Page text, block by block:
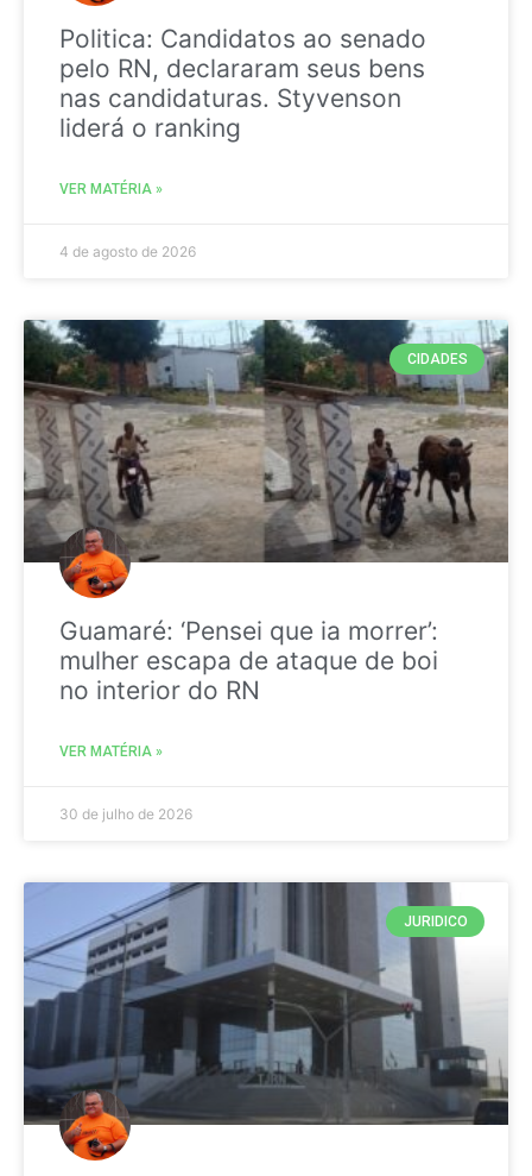
Politica: Candidatos ao senado
pelo RN, declararam seus bens
nas candidaturas. Styvenson
liderá o ranking
VER MATÉRIA »
4 de agosto de 2026
CIDADES
Guamaré: ‘Pensei que ia morrer’:
mulher escapa de ataque de boi
no interior do RN
VER MATÉRIA »
30 de julho de 2026
JURIDICO